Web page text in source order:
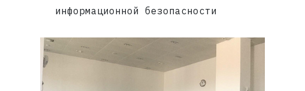
информационной безопасности